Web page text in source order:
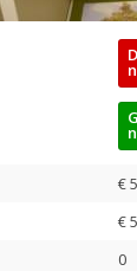
€
€
0